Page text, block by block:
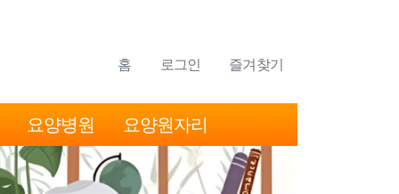
홈 로그인 즐겨찾기
요양병원 요양원자리